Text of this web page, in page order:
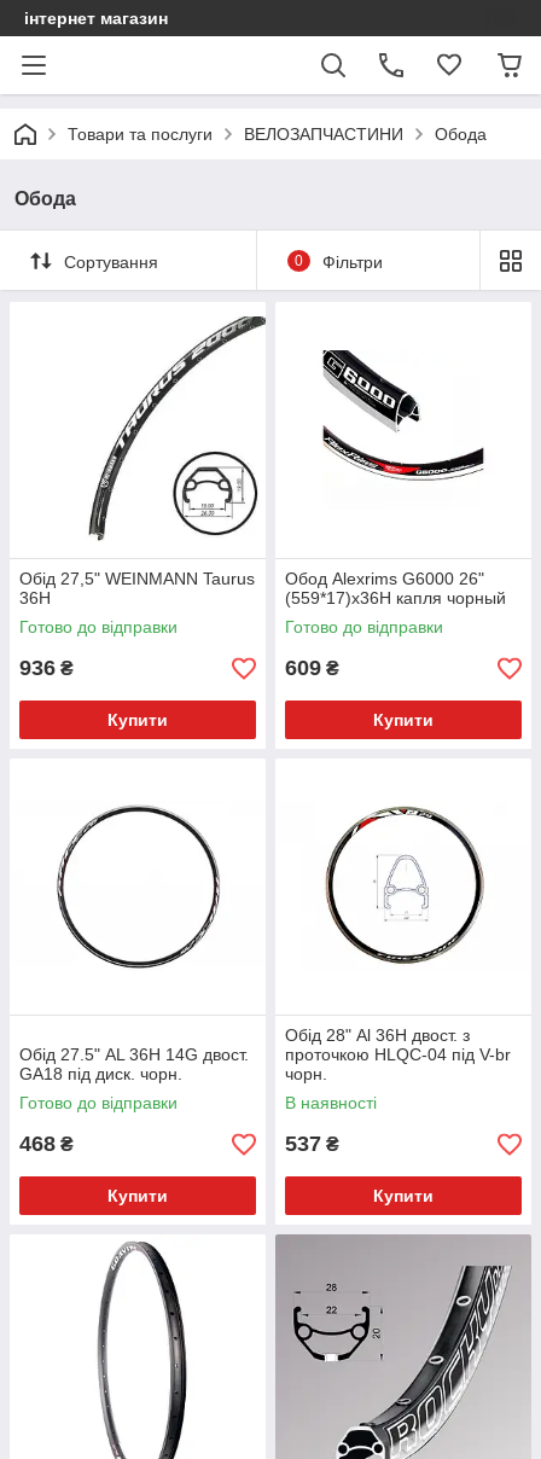
інтернет магазин
Товари та послуги ВЕЛОЗАПЧАСТИНИ Обода
Обода
Сортування 0 Фільтри
Обід 27,5" WEINMANN Taurus
36Н
Готово до відправки
936 ₴
Купити
Обод Alexrims G6000 26"
(559*17)х36Н капля чорный
Готово до відправки
609 ₴
Купити
Обід 27.5" AL 36H 14G двост.
GA18 під диск. чорн.
Готово до відправки
468 ₴
Купити
Обід 28" Al 36H двост. з
проточкою HLQC-04 під V-br
чорн.
В наявності
537 ₴
Купити